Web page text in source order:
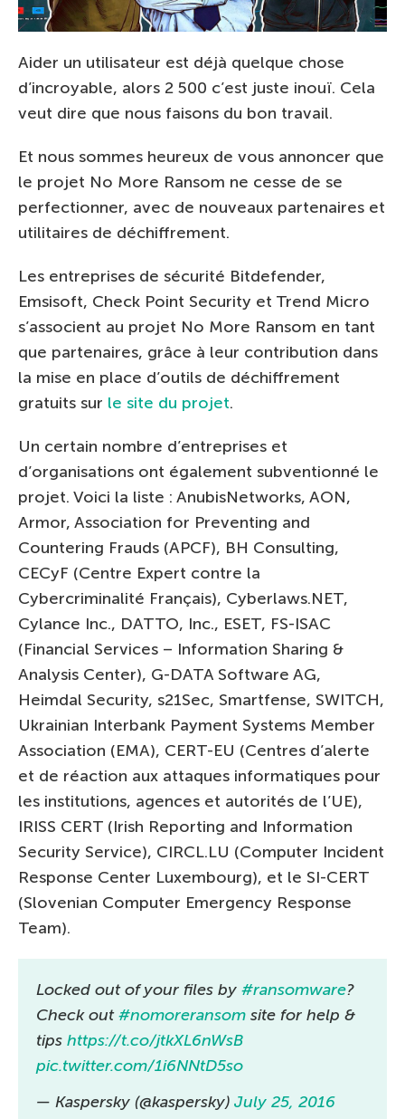
Aider un utilisateur est déjà quelque chose
d’incroyable, alors 2 500 c’est juste inouï. Cela
veut dire que nous faisons du bon travail.
Et nous sommes heureux de vous annoncer que
le projet No More Ransom ne cesse de se
perfectionner, avec de nouveaux partenaires et
utilitaires de déchiffrement.
Les entreprises de sécurité Bitdefender,
Emsisoft, Check Point Security et Trend Micro
s’associent au projet No More Ransom en tant
que partenaires, grâce à leur contribution dans
la mise en place d’outils de déchiffrement
gratuits sur le site du projet.
Un certain nombre d’entreprises et
d’organisations ont également subventionné le
projet. Voici la liste : AnubisNetworks, AON,
Armor, Association for Preventing and
Countering Frauds (APCF), BH Consulting,
CECyF (Centre Expert contre la
Cybercriminalité Français), Cyberlaws.NET,
Cylance Inc., DATTO, Inc., ESET, FS-ISAC
(Financial Services – Information Sharing &
Analysis Center), G-DATA Software AG,
Heimdal Security, s21Sec, Smartfense, SWITCH,
Ukrainian Interbank Payment Systems Member
Association (EMA), CERT-EU (Centres d’alerte
et de réaction aux attaques informatiques pour
les institutions, agences et autorités de l’UE),
IRISS CERT (Irish Reporting and Information
Security Service), CIRCL.LU (Computer Incident
Response Center Luxembourg), et le SI-CERT
(Slovenian Computer Emergency Response
Team).
Locked out of your files by #ransomware?
Check out#nomoreransom site for help &
tips https://t.co/jtkXL6nWsB
pic.twitter.com/1i6NNtD5so
— Kaspersky (@kaspersky) July 25, 2016